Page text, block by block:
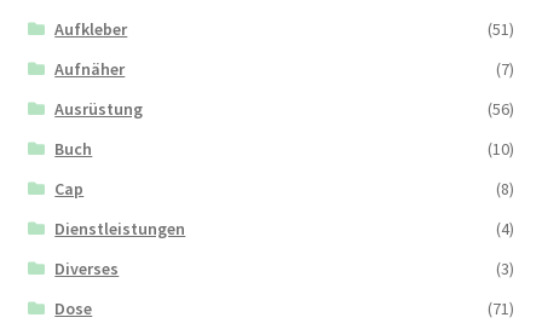
Aufkleber
(51)
Aufnäher
(7)
Ausrüstung
(56)
Buch
(10)
Cap
(8)
Dienstleistungen
(4)
Diverses
(3)
Dose
(71)